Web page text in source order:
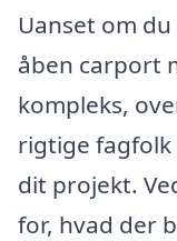
Uanset om
åben carport
kompleks,
rigtige
dit projekt.
for, hvad der